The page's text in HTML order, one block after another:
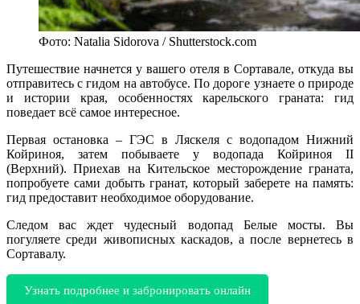
Фото: Natalia Sidorova / Shutterstock.com
Путешествие начнется у вашего отеля в Сортавале, откуда вы
отправитесь с гидом на автобусе. По дороге узнаете о природе
и истории края, особенностях карельского граната: гид
поведает всё самое интересное.
Первая остановка – ГЭС в Ляскеля с водопадом Нижний
Койриноя, затем побываете у водопада Койриноя II
(Верхний). Приехав на Кительское месторождение граната,
попробуете сами добыть гранат, который заберете на память:
гид предоставит необходимое оборудование.
Следом вас ждет чудесный водопад Белые мосты. Вы
погуляете среди живописных каскадов, а после вернетесь в
Сортавалу.
Узнать подробнее и забронировать онлайн